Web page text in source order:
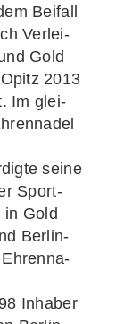
Bei­fall
Ver­lei­
Gold
2013
Im glei­
sei­ne
Sport­
in Gold
Ber­­lin-
Ehren­na­
Inha­ber